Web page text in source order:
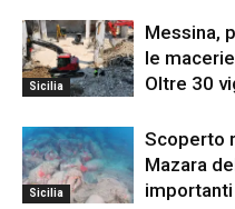
Sicilia
Messina,
le
Oltre 30
Sicilia
Scoperto
Mazara